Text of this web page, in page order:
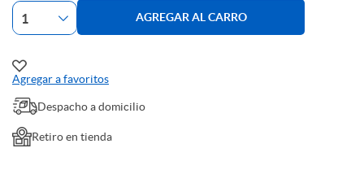
AGREGAR AL CARRO
Agregar a favoritos
Despacho a domicilio
Retiro en tienda